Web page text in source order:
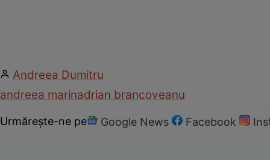
Andreea Dumitru
andreea marinadrian brancoveanu
Urmărește-ne pe Google News Facebook